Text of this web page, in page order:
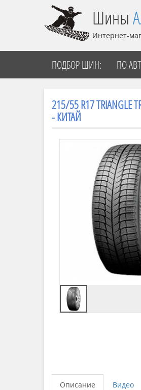
Шины
Интернет-
ПОДБОР ШИН: ПО
215/55 R17
- КИТАЙ
Описание Видео